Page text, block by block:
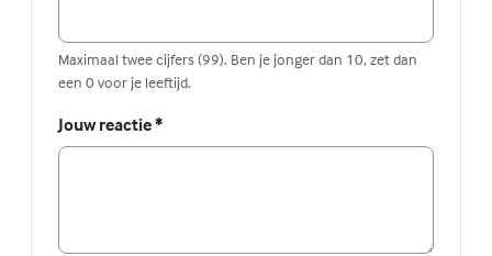
Maximaal twee cijfers (99). Ben je jonger dan 10, zet dan
een 0 voor je leeftijd.
Jouw reactie*